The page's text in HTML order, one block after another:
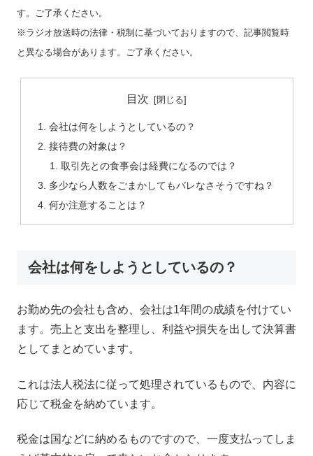
す。ご了承ください。
※ラジオ放送時の法律・税制に基づいておりますので、記事閲覧時
と異なる場合があります。ご了承ください。
目次
会社は何をしようとしているの？
接待費の対象は？
取引先との食事会は経費になるのでは？
多少なら人数をごまかしてもバレなさそうですね？
何か注意することは？
会社は何をしようとしているの？
お勤め先の会社も含め、会社は1年間の成績を付けてい
ます。売上と支出を整理し、利益や損失を出して決算書
としてまとめています。
これは法人税法に従って処理されているもので、内容に
応じて税金を納めています。
税金は国などに納めるものですので、一度支払ってしま